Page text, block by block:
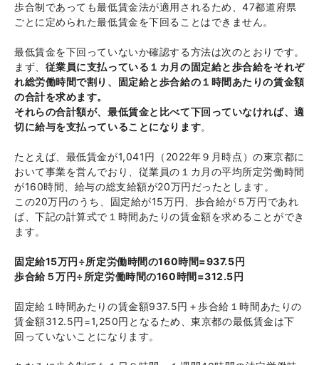
歩合制であっても最低賃金法が適用されるため、47都道府県
ごとに定められた最低賃金を下回ることはできません。
最低賃金を下回っていないか確認する方法は次のとおりです。
まず、 従業員に支払っている１カ月の固定給と歩合給をそれぞ
れ総労働時間で割り、固定給と歩合給の１時間あたりの賃金額
の合計を求めます。
それらの合計額が、最低賃金と比べて下回っていなければ、適
切に給与を支払っていることになります。
たとえば、最低賃金が1,041円（2022年９月時点）の東京都に
おいて事業を営んでおり、従業員の１カ月の平均所定労働時間
が160時間、給与の総支給額が20万円だったとします。
この20万円のうち、固定給が15万円、歩合給が５万円であれ
ば、下記の計算式で１時間あたりの賃金額を求めることができ
ます。
固定給15万円÷所定労働時間の160時間=937.5円
歩合給５万円÷所定労働時間の160時間=312.5円
固定給１時間あたりの賃金額937.5円＋歩合給１時間あたりの
賃金額312.5円=1,250円となるため、東京都の最低賃金は下
回っていないことになります。